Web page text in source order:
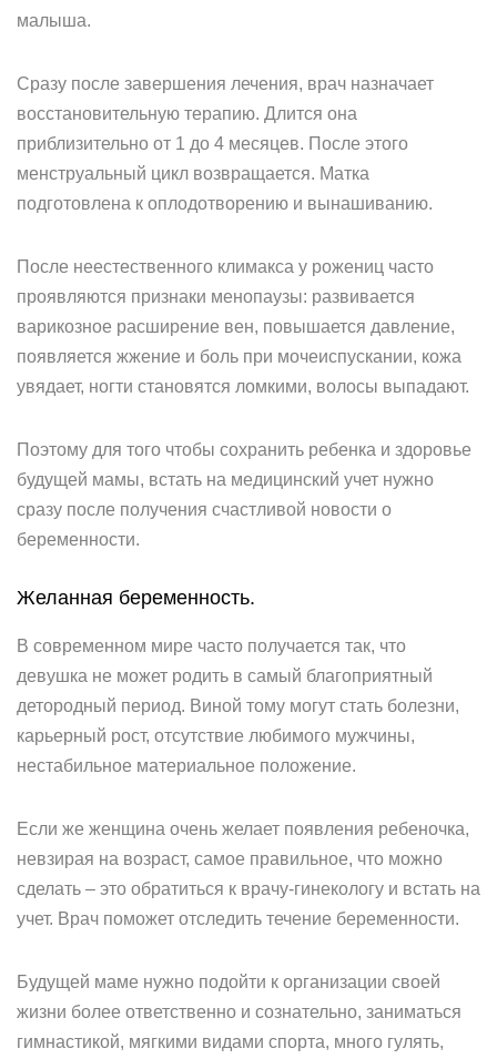
малыша.
Сразу после завершения лечения, врач назначает
восстановительную терапию. Длится она
приблизительно от 1 до 4 месяцев. После этого
менструальный цикл возвращается. Матка
подготовлена к оплодотворению и вынашиванию.
После неестественного климакса у рожениц часто
проявляются признаки менопаузы: развивается
варикозное расширение вен, повышается давление,
появляется жжение и боль при мочеиспускании, кожа
увядает, ногти становятся ломкими, волосы выпадают.
Поэтому для того чтобы сохранить ребенка и здоровье
будущей мамы, встать на медицинский учет нужно
сразу после получения счастливой новости о
беременности.
Желанная беременность.
В современном мире часто получается так, что
девушка не может родить в самый благоприятный
детородный период. Виной тому могут стать болезни,
карьерный рост, отсутствие любимого мужчины,
нестабильное материальное положение.
Если же женщина очень желает появления ребеночка,
невзирая на возраст, самое правильное, что можно
сделать – это обратиться к врачу-гинекологу и встать на
учет. Врач поможет отследить течение беременности.
Будущей маме нужно подойти к организации своей
жизни более ответственно и сознательно, заниматься
гимнастикой, мягкими видами спорта, много гулять,